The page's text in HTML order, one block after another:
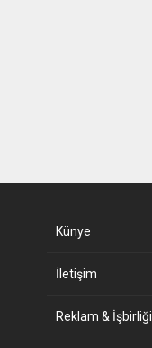
Künye
İletişim
Reklam & İşbirliği